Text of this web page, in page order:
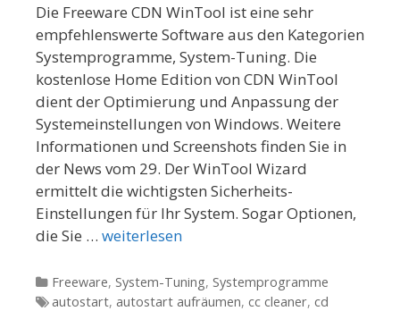
Die Freeware CDN WinTool ist eine sehr
empfehlenswerte Software aus den Kategorien
Systemprogramme, System-Tuning. Die
kostenlose Home Edition von CDN WinTool
dient der Optimierung und Anpassung der
Systemeinstellungen von Windows. Weitere
Informationen und Screenshots finden Sie in
der News vom 29. Der WinTool Wizard
ermittelt die wichtigsten Sicherheits-
Einstellungen für Ihr System. Sogar Optionen,
die Sie … weiterlesen
Kategorien
Freeware, System-Tuning, Systemprogramme
Tags
autostart, autostart aufräumen, cc cleaner, cd